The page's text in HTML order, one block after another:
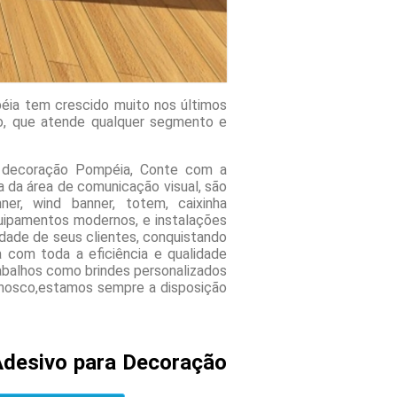
tem crescido muito nos últimos
que atende qualquer segmento e
Pompéia, Conte com a
área de comunicação visual, são
wind banner, totem, caixinha
modernos, e instalações
de seus clientes, conquistando
toda a eficiência e qualidade
como brindes personalizados
sempre a disposição
para Decoração